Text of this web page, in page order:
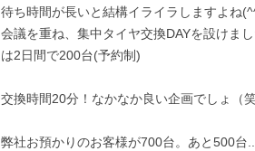
待ち時間が長いと結構イライラしますよね
会議を重ね、集中タイヤ交換DAYを設けま
は2日間で200台(予約制)
交換時間20分！なかなか良い企画でしょ（笑
弊社お預かりのお客様が700台。あと500台